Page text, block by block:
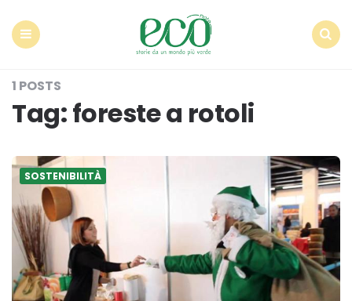
1 POSTS
Tag:foreste a rotoli
SOSTENIBILITÀ